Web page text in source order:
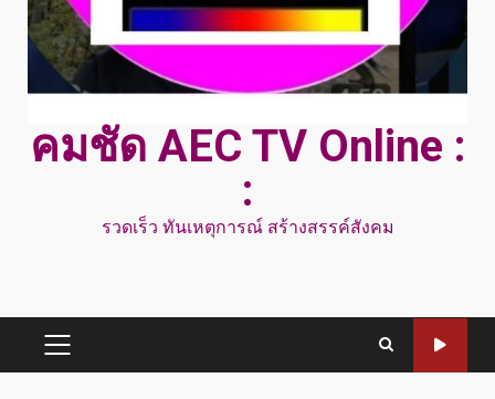
คมชัด AEC TV Online :
:
รวดเร็ว ทันเหตุการณ์ สร้างสรรค์สังคม
PRIMARY